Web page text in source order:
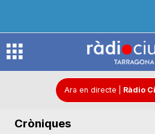
R
d
Ara en directe Ràdio
Cròniques